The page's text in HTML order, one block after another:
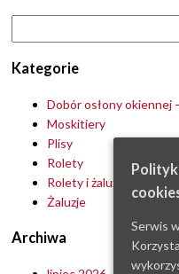
Kategorie
Dobór osłony okiennej
Moskitiery
Plisy
Rolety
Rolety i żaluzje – porady
Żaluzje
Archiwa
Serwis